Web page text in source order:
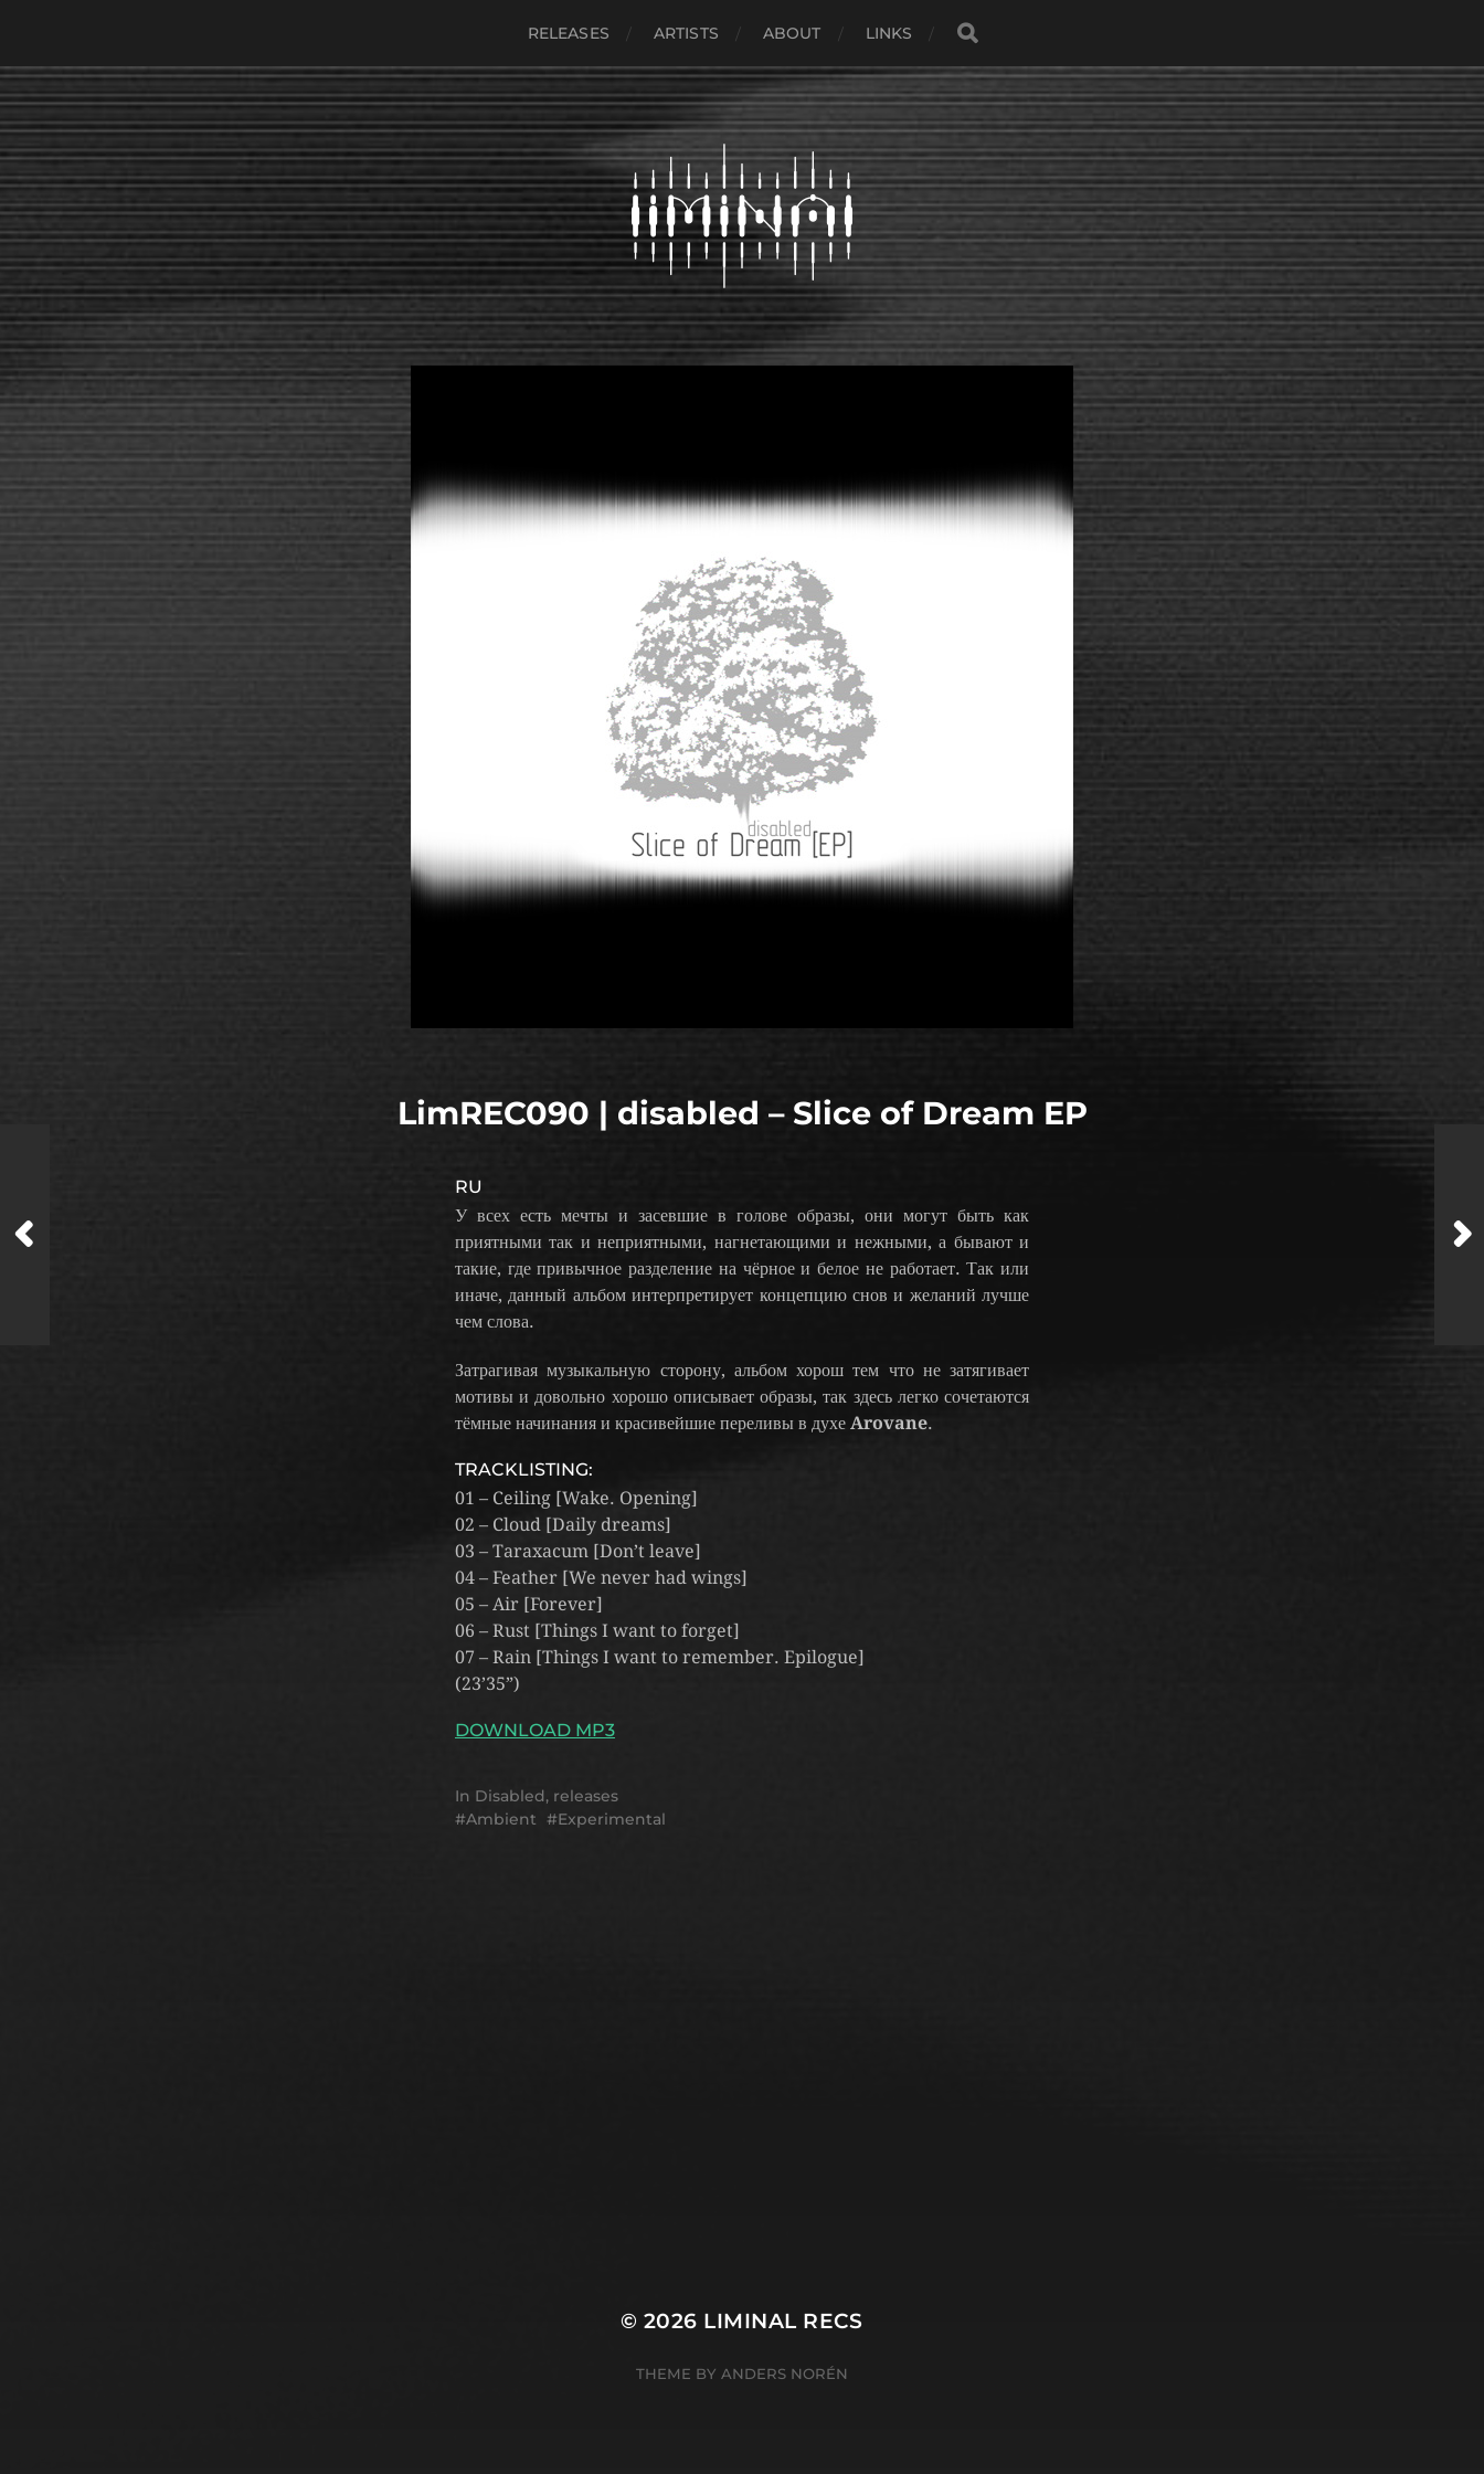
RELEASES ARTISTS ABOUT LINKS
LimREC090 | disabled – Slice of Dream EP
RU
У всех есть мечты и засевшие в голове образы, они могут быть как
приятными так и неприятными, нагнетающими и нежными, а бывают и
такие, где привычное разделение на чёрное и белое не работает. Так или
иначе, данный альбом интерпретирует концепцию снов и желаний лучше
чем слова.
Затрагивая музыкальную сторону, альбом хорош тем что не затягивает
мотивы и довольно хорошо описывает образы, так здесь легко сочетаются
тёмные начинания и красивейшие переливы в духе Arovane.
TRACKLISTING:
01 – Ceiling [Wake. Opening]
02 – Cloud [Daily dreams]
03 – Taraxacum [Don’t leave]
04 – Feather [We never had wings]
05 – Air [Forever]
06 – Rust [Things I want to forget]
07 – Rain [Things I want to remember. Epilogue]
(23’35”)
DOWNLOAD MP3
In Disabled, releases
Ambient
Experimental
© 2026 LIMINAL RECS
THEME BY ANDERS NORÉN